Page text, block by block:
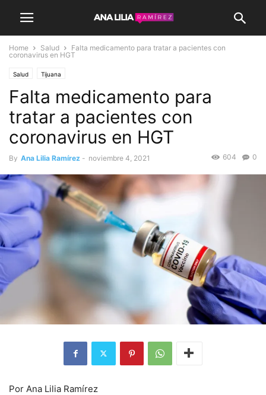
Home Salud
Falta medicamento para tratar a pacientes con
coronavirus en HGT
Salud Tijuana
Falta medicamento para
tratar a pacientes con
coronavirus en HGT
By Ana Lilia Ramírez - noviembre 4, 2021 0
604
Por Ana Lilia Ramírez